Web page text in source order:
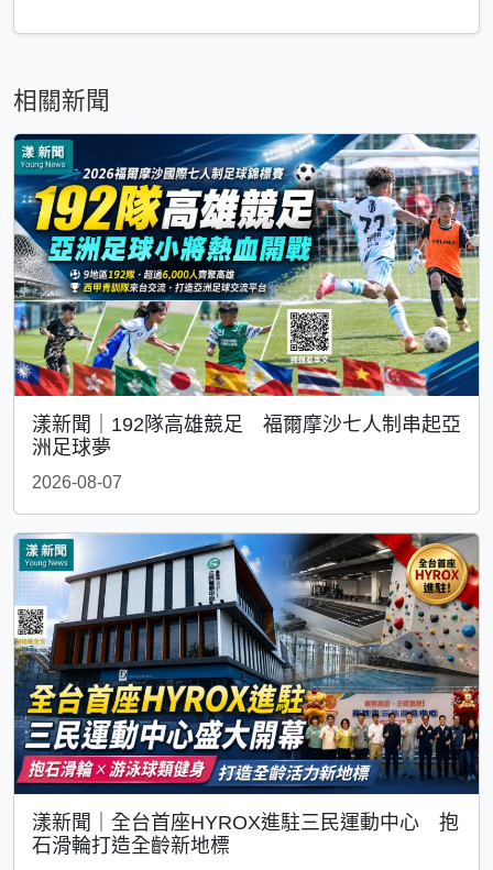
相關新聞
漾新聞｜192隊高雄競足 福爾摩沙七人制串起亞
洲足球夢
2026-08-07
漾新聞｜全台首座HYROX進駐三民運動中心 抱
石滑輪打造全齡新地標